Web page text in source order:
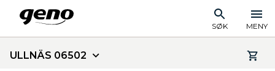
SØK MENY
ULLNÄS 06502